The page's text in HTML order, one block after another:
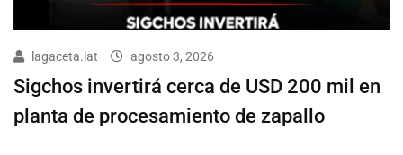
lagaceta.lat agosto 3, 2026
Sigchos invertirá cerca de USD 200 mil en
planta de procesamiento de zapallo